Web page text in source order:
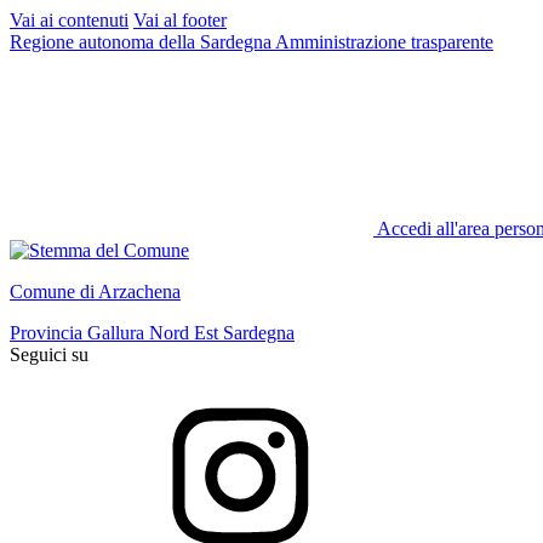
Vai ai contenuti Vai al footer
Regione autonoma della Sardegna Amministrazione trasparente
Accedi all'area
Comune di Arzachena
Provincia Gallura Nord Est Sardegna
Seguici su